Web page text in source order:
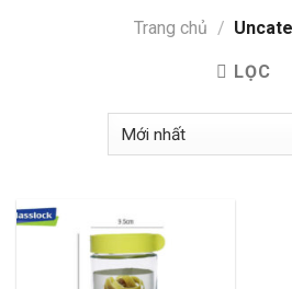
Trang chủ /
LỌC